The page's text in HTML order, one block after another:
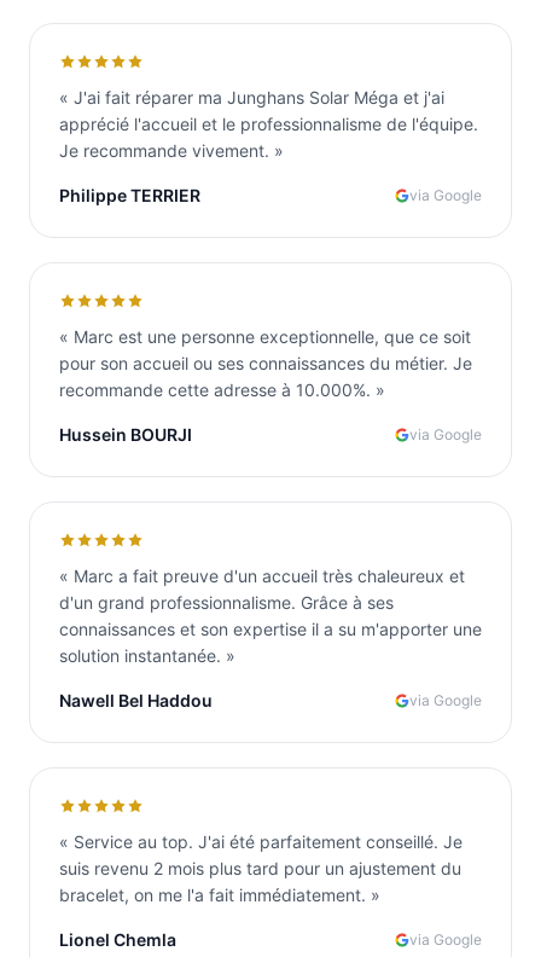
« J'ai fait réparer ma Junghans Solar Méga et j'ai
apprécié l'accueil et le professionnalisme de l'équipe.
Je recommande vivement. »
Philippe TERRIER via Google
« Marc est une personne exceptionnelle, que ce soit
pour son accueil ou ses connaissances du métier. Je
recommande cette adresse à 10.000%. »
Hussein BOURJI via Google
« Marc a fait preuve d'un accueil très chaleureux et
d'un grand professionnalisme. Grâce à ses
connaissances et son expertise il a su m'apporter une
solution instantanée. »
Nawell Bel Haddou via Google
« Service au top. J'ai été parfaitement conseillé. Je
suis revenu 2 mois plus tard pour un ajustement du
bracelet, on me l'a fait immédiatement. »
Lionel Chemla via Google